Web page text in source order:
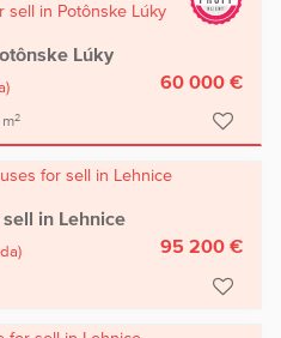
Lúky
2
60 000 €
in Lehnice
95 200 €